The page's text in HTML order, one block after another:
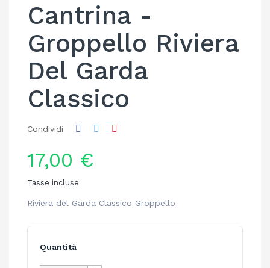
Cantrina -
Groppello Riviera
Del Garda
Classico
Condividi
17,00 €
Tasse incluse
Riviera del Garda Classico Groppello
Quantità